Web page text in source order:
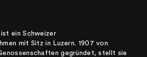
ist ein Schweizer
mit Sitz in Luzern. 1907 von
gegründet, stellt sie